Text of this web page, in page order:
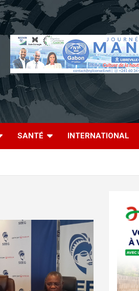
SANTÉ INTERNATIONAL